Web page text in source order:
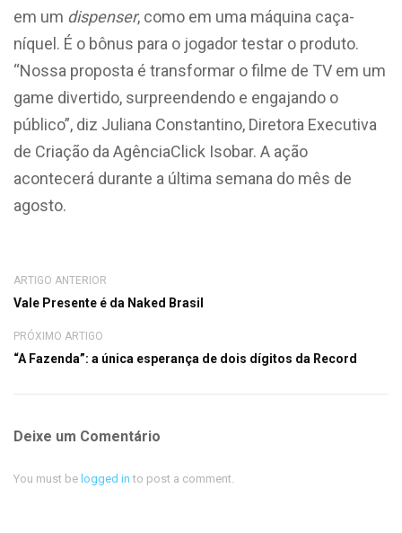
em um dispenser, como em uma máquina caça-
níquel. É o bônus para o jogador testar o produto.
“Nossa proposta é transformar o filme de TV em um
game divertido, surpreendendo e engajando o
público”, diz Juliana Constantino, Diretora Executiva
de Criação da AgênciaClick Isobar. A ação
acontecerá durante a última semana do mês de
agosto.
ARTIGO ANTERIOR
Vale Presente é da Naked Brasil
PRÓXIMO ARTIGO
“A Fazenda”: a única esperança de dois dígitos da Record
Deixe um Comentário
You must be logged in to post a comment.